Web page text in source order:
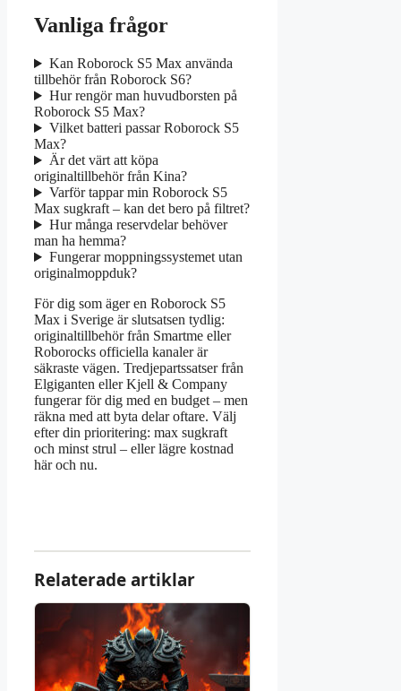
Vanliga frågor
Kan Roborock S5 Max använda
tillbehör från Roborock S6?
Hur rengör man huvudborsten på
Roborock S5 Max?
Vilket batteri passar Roborock S5
Max?
Är det värt att köpa
originaltillbehör från Kina?
Varför tappar min Roborock S5
Max sugkraft – kan det bero på filtret?
Hur många reservdelar behöver
man ha hemma?
Fungerar moppningssystemet utan
originalmoppduk?
För dig som äger en Roborock S5
Max i Sverige är slutsatsen tydlig:
originaltillbehör från Smartme eller
Roborocks officiella kanaler är
säkraste vägen. Tredjepartssatser från
Elgiganten eller Kjell & Company
fungerar för dig med en budget – men
räkna med att byta delar oftare. Välj
efter din prioritering: max sugkraft
och minst strul – eller lägre kostnad
här och nu.
Relaterade artiklar